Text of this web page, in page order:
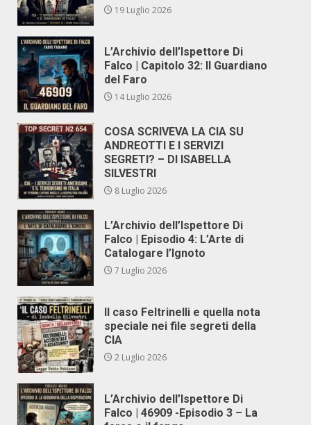
19 Luglio 2026
L’Archivio dell’Ispettore Di
Falco | Capitolo 32: Il Guardiano
del Faro
14 Luglio 2026
COSA SCRIVEVA LA CIA SU
ANDREOTTI E I SERVIZI
SEGRETI? – DI ISABELLA
SILVESTRI
8 Luglio 2026
L’Archivio dell’Ispettore Di
Falco | Episodio 4: L’Arte di
Catalogare l’Ignoto
7 Luglio 2026
Il caso Feltrinelli e quella nota
speciale nei file segreti della
CIA
2 Luglio 2026
L’Archivio dell’Ispettore Di
Falco | 46909 -Episodio 3 – La